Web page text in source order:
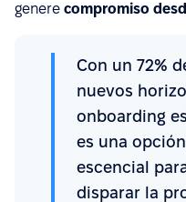
genere compromiso
Con un 72%
nuevos
onboarding
es una
escencial
disparar la